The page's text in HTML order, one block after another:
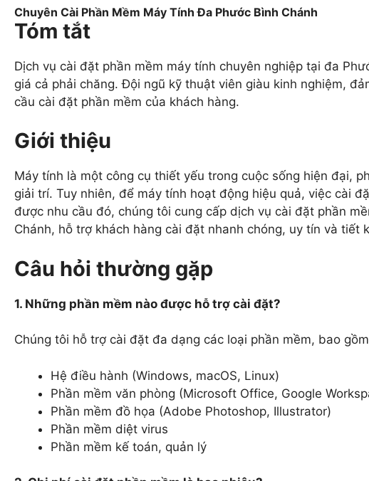
Chuyên Cài Phần Mềm Máy Tính Đa Phước Bình Chánh
Tóm tắt
Dịch vụ cài đặt phần mềm máy tính chuyên nghiệp tại đa
giá cả phải chăng. Đội ngũ kỹ thuật viên giàu kinh nghiệm,
cầu cài đặt phần mềm của khách hàng.
Giới thiệu
Máy tính là một công cụ thiết yếu trong cuộc sống hiện đại,
giải trí. Tuy nhiên, để máy tính hoạt động hiệu quả, việc cài
được nhu cầu đó, chúng tôi cung cấp dịch vụ cài đặt phần
Chánh, hỗ trợ khách hàng cài đặt nhanh chóng, uy tín và tiết
Câu hỏi thường gặp
1. Những phần mềm nào được hỗ trợ cài đặt?
Chúng tôi hỗ trợ cài đặt đa dạng các loại phần mềm, bao
Hệ điều hành (Windows, macOS, Linux)
Phần mềm văn phòng (Microsoft Office, Google
Phần mềm đồ họa (Adobe Photoshop, Illustrator)
Phần mềm diệt virus
Phần mềm kế toán, quản lý